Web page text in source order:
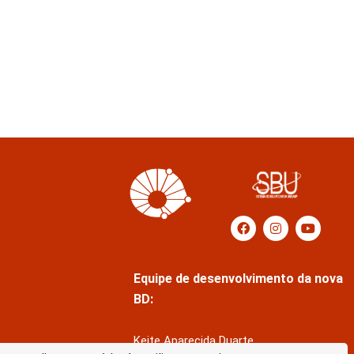
Equipe de desenvolvimento da nova
BD:
Keite Aparecida Duarte